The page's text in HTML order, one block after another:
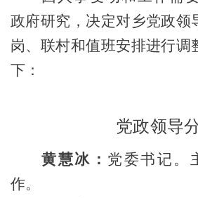
政府研究，决定对乡党政领
岗、 联村和值班安排进行调
下：
党政领导
黄慧冰： 党委书记 。
作。